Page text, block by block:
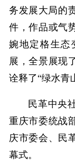
务发展大局的
件，作品或气
婉地定格生态
展，全景展现
诠释了“绿水青
民革中央
重庆市委统战
庆市委会、民
幕式。